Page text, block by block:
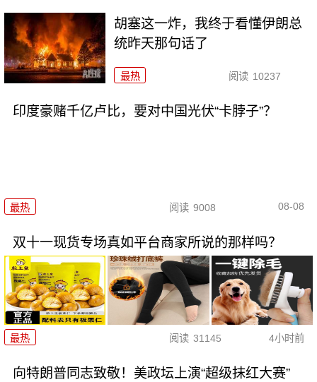
胡塞这一炸，我终于看懂伊朗总
统昨天那句话了
最热 阅读 10237
印度豪赌千亿卢比，要对中国光伏“卡脖子”？
最热 阅读 9008 08-08
双十一现货专场真如平台商家所说的那样吗？
最热 阅读 31145 4小时前
向特朗普同志致敬！美政坛上演“超级抹红大赛”